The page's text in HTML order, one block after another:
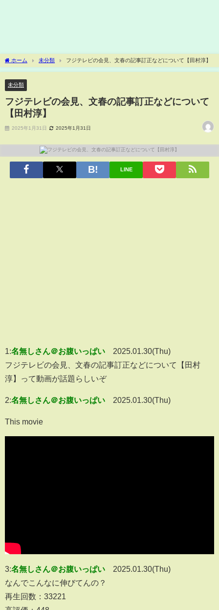
ホーム 未分類 フジテレビの会見、文春の記事訂正などについて【田村淳】
未分類
フジテレビの会見、文春の記事訂正などについて
【田村淳】
2025年1月31日 2025年1月31日
LINE
1:名無しさん＠お腹いっぱい
2025.01.30(Thu)
フジテレビの会見、文春の記事訂正などについて【田村
淳】って動画が話題らしいぞ
2:名無しさん＠お腹いっぱい 2025.01.30(Thu)
This movie
3:名無しさん＠お腹いっぱい
2025.01.30(Thu)
なんでこんなに伸びてんの？
再生回数：33221